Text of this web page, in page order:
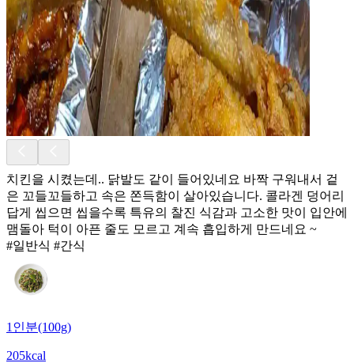
치킨을 시켰는데.. 닭발도 같이 들어있네요 바짝 구워내서 겉
은 꼬들꼬들하고 속은 쫀득함이 살아있습니다. 콜라겐 덩어리
답게 씹으면 씹을수록 특유의 찰진 식감과 고소한 맛이 입안에
맴돌아 턱이 아픈 줄도 모르고 계속 흡입하게 만드네요 ~
#일반식 #간식
1인분(100g)
205kcal